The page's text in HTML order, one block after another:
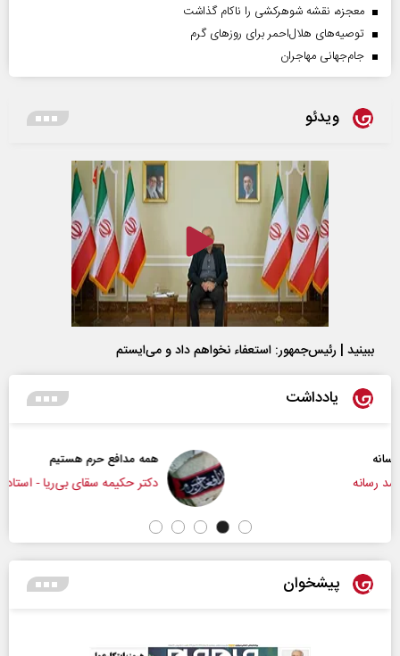
معجزه، نقشه شوهرکشی را ناکام گذاشت
توصیه‌های هلال‌احمر برای روز‌های گرم
جام‌جهانی مهاجران
ویدئو
ببینید | رئیس‌جمهور: استعفاء نخواهم داد و می‌ایستم
یادداشت
همه مدافع حرم هستیم
دکتر حکیمه سقای بی‌ریا - استادیار دانشگاه تهران
پیشخوان